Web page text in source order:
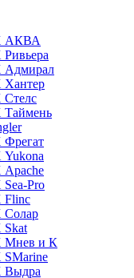
АКВА
Адмирал
Pro
Flinc
Солар
Мнев и К
Выдра